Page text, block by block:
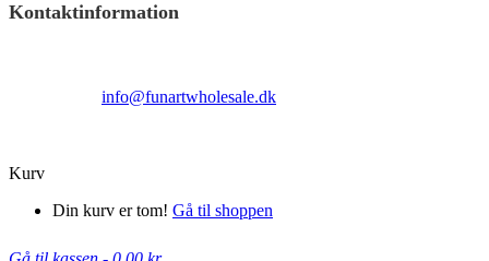
Kontaktinformation
info@funartwholesale.dk
Kurv
Din kurv er tom! Gå til shoppen